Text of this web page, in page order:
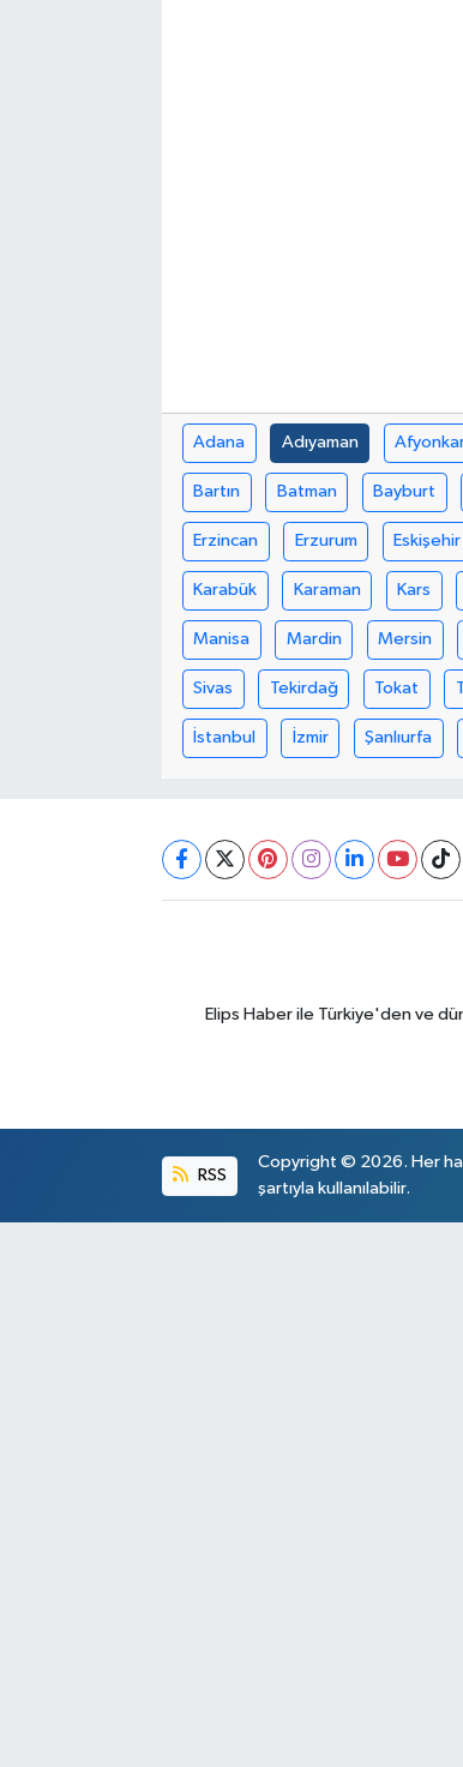
Adana Adıyaman
Bartın Batman Bayburt
Erzincan Erzurum Eskişehir
Karabük Karaman Kars
Manisa Mardin Mersin
Sivas Tekirdağ Tokat
İstanbul İzmir Şanlıurfa
Elips Haber ile Türkiye'den ve
RSS
Copyright © 2026. Her
şartıyla kullanılabilir.
2024 Seçim Sonuçları